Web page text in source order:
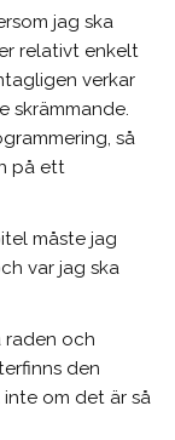
jag ska
relativt enkelt
verkar
skrämmande.
så
på ett
måste jag
var jag ska
raden och
den
om det är så